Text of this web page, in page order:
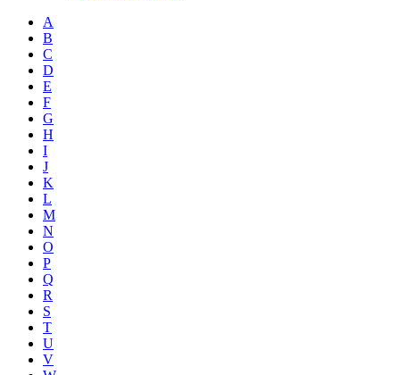
A
B
C
D
E
F
G
H
I
J
K
L
M
N
O
P
Q
R
S
T
U
V